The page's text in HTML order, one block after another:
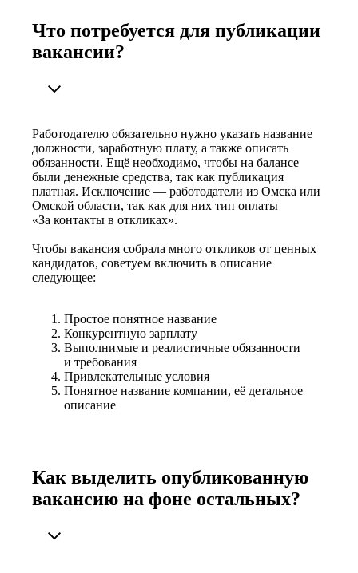
Что потребуется для публикации
вакансии?
Работодателю обязательно нужно указать название
должности, заработную плату, а также описать
обязанности. Ещё необходимо, чтобы на балансе
были денежные средства, так как публикация
платная. Исключение — работодатели из Омска или
Омской области, так как для них тип оплаты
«За контакты в откликах».
Чтобы вакансия собрала много откликов от ценных
кандидатов, советуем включить в описание
следующее:
Простое понятное название
Конкурентную зарплату
Выполнимые и реалистичные обязанности
и требования
Привлекательные условия
Понятное название компании, её детальное
описание
Как выделить опубликованную
вакансию на фоне остальных?